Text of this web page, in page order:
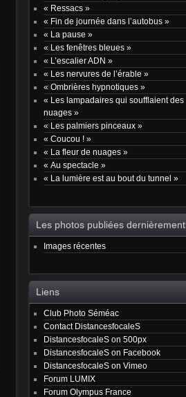
« Ressacs »
« Fin de journée dans l’autobus »
« La pause »
« Les fenêtres bleues »
« L’escalier ADN »
« Les nervures de l’érable »
« Ombrières hypnotiques »
« Les lampadaires qui soufflaient des
nuages »
« Les palmiers pinceaux »
« Coucou ! »
« La fleur de nuages »
« Au spectacle »
« La lumière est au bout du tunnel »
Les photos publiées dernièrement
Images récentes
Liens
Club Photo Séméac
Contact DistancesfocaleS
DistancesfocaleS on 500px
DistancesfocaleS on Facebook
DistancesfocaleS on Vimeo
Forum LUMIX
Forum Olympus France